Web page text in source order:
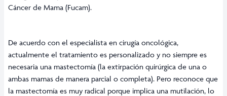
Cáncer de Mama (Fucam).
De acuerdo con el especialista en cirugía oncológica,
actualmente el tratamiento es personalizado y no siempre es
necesaria una mastectomía (la extirpación quirúrgica de una o
ambas mamas de manera parcial o completa). Pero reconoce que
la mastectomía es muy radical porque implica una mutilación, lo